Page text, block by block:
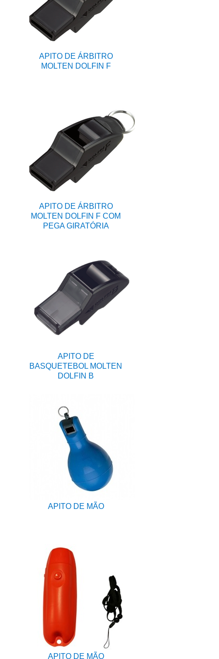
APITO DE ÁRBITRO
MOLTEN DOLFIN F
APITO DE ÁRBITRO
MOLTEN DOLFIN F COM
PEGA GIRATÓRIA
APITO DE
BASQUETEBOL MOLTEN
DOLFIN B
APITO DE MÃO
APITO DE MÃO